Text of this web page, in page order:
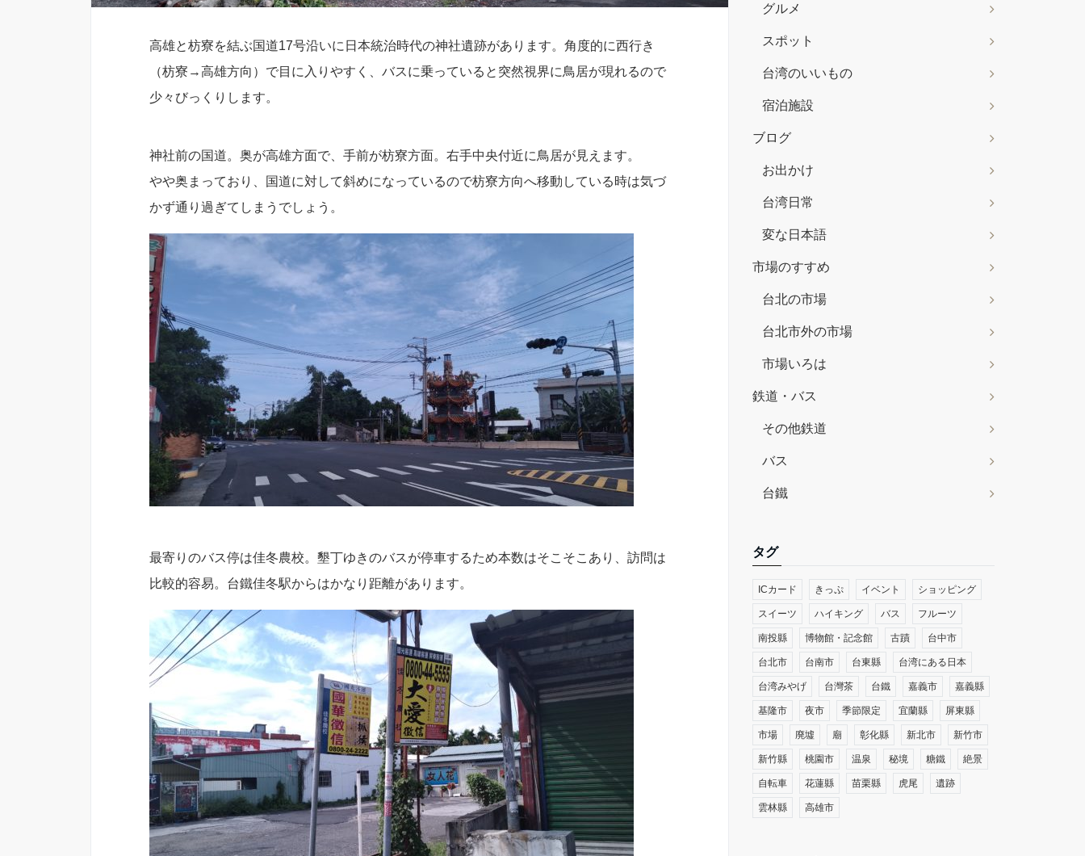
高雄と枋寮を結ぶ国道17号沿いに日本統治時代の神社遺跡があります。角度的に西行き
（枋寮→高雄方向）で目に入りやすく、バスに乗っていると突然視界に鳥居が現れるので
少々びっくりします。
神社前の国道。奥が高雄方面で、手前が枋寮方面。右手中央付近に鳥居が見えます。
やや奥まっており、国道に対して斜めになっているので枋寮方向へ移動している時は気づ
かず通り過ぎてしまうでしょう。
最寄りのバス停は佳冬農校。墾丁ゆきのバスが停車するため本数はそこそこあり、訪問は
比較的容易。台鐵佳冬駅からはかなり距離があります。
グルメ
スポット
台湾のいいもの
宿泊施設
ブログ
お出かけ
台湾日常
変な日本語
市場のすすめ
台北の市場
台北市外の市場
市場いろは
鉄道・バス
その他鉄道
バス
台鐵
タグ
ICカード きっぷ イベント ショッピング
スイーツ ハイキング バス フルーツ
南投縣 博物館・記念館 古蹟 台中市
台北市 台南市 台東縣 台湾にある日本
台湾みやげ 台灣茶 台鐵 嘉義市 嘉義縣
基隆市 夜市 季節限定 宜蘭縣 屏東縣
市場 廃墟 廟 彰化縣 新北市 新竹市
新竹縣 桃園市 温泉 秘境 糖鐵 絶景
自転車 花蓮縣 苗栗縣 虎尾 遺跡
雲林縣 高雄市